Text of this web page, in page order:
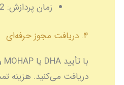
زمان پردازش:
۴. دریافت مجوز حرفه‌ای
دریافت می‌کنید. هزینه تمدید